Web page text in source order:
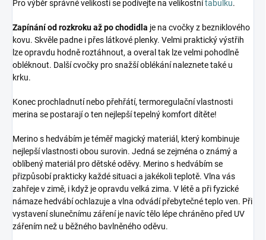
Pro výběr správné velikosti se podívejte na velikostnítabulku.
Zapínání od rozkroku až po chodidla je na cvočky z bezniklového
kovu. Skvěle padne i přes látkové plenky. Velmi praktický výstřih
lze opravdu hodně roztáhnout, a overal tak lze velmi pohodlně
obléknout. Další cvočky pro snažší oblékání naleznete také u
krku.
Konec prochladnutí nebo přehřátí, termoregulační vlastnosti
merina se postarají o ten nejlepší tepelný komfort dítěte!
Merino s hedvábím je téměř magický materiál, který kombinuje
nejlepší vlastnosti obou surovin. Jedná se zejména o známý a
oblíbený materiál pro dětské oděvy. Merino s hedvábím se
přizpůsobí prakticky každé situaci a jakékoli teplotě. Vlna vás
zahřeje v zimě, i když je opravdu velká zima. V létě a při fyzické
námaze hedvábí ochlazuje a vlna odvádí přebytečné teplo ven. Při
vystavení slunečnímu záření je navíc tělo lépe chráněno před UV
zářením než u běžného bavlněného oděvu.